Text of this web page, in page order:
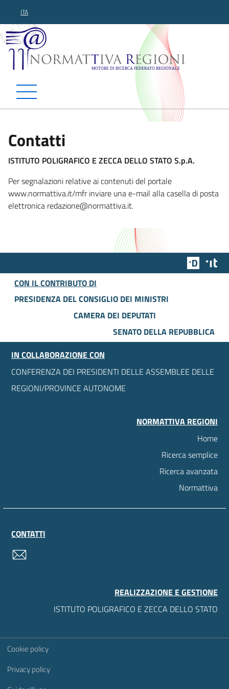
ITA
Normattiva Regioni -
Contatti
ISTITUTO POLIGRAFICO E ZECCA DELLO STATO S.p.A.
Per segnalazioni relative ai contenuti del portale
www.normattiva.it/mfr inviare una e-mail alla casella di posta
elettronica redazione@normattiva.it.
Team
CON IL CONTRIBUTO DI
PRESIDENZA DEL CONSIGLIO DEI MINISTRI
CAMERA DEI DEPUTATI
SENATO DELLA REPUBBLICA
IN COLLABORAZIONE CON
CONFERENZA DEI PRESIDENTI DELLE ASSEMBLEE DELLE
REGIONI/PROVINCE AUTONOME
NORMATTIVA REGIONI
Home
Ricerca semplice
Ricerca avanzata
Normattiva
CONTATTI
REALIZZAZIONE E GESTIONE
ISTITUTO POLIGRAFICO E ZECCA DELLO STATO
Sezione Link Utili
Cookie policy
Privacy policy